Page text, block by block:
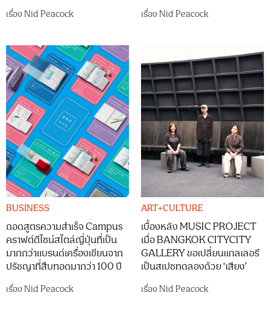
เรื่อง Nid Peacock เรื่อง Nid Peacock
BUSINESS
ถอดสูตรความสำเร็จ Campus
คราฟต์ดีไซน์สไตล์ญี่ปุ่นที่เป็น
มากกว่าแบรนด์เครื่องเขียนจาก
ปรัชญาที่สืบทอดมากว่า 100 ปี
เรื่อง Nid Peacock
ART+CULTURE
เบื้องหลัง MUSIC PROJECT
เมื่อ BANGKOK CITYCITY
GALLERY ขอเปลี่ยนแกลเลอรี
เป็นสเปซทดลองด้วย ‘เสียง’
เรื่อง Nid Peacock